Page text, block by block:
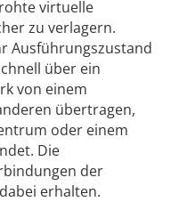
virtuelle
zu verlagern.
Ausführungszustand
über ein
von einem
übertragen,
oder einem
Die
der
erhalten.